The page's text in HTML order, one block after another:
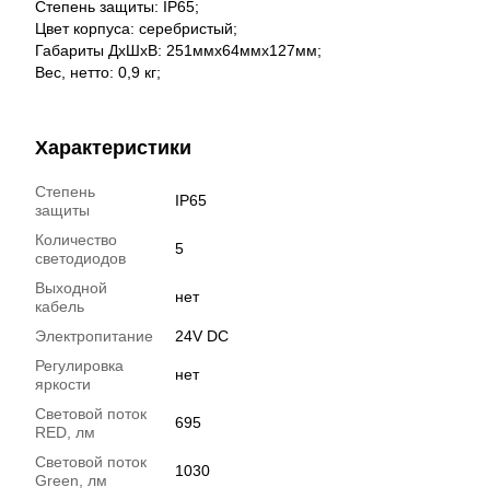
Степень защиты: IP65;
Цвет корпуса: серебристый;
Габариты ДхШхВ: 251ммх64ммх127мм;
Вес, нетто: 0,9 кг;
Характеристики
Степень
защиты
IP65
Количество
светодиодов
5
Выходной
кабель
нет
Электропитание
24V DC
Регулировка
яркости
нет
Световой поток
RED, лм
695
Световой поток
Green, лм
1030